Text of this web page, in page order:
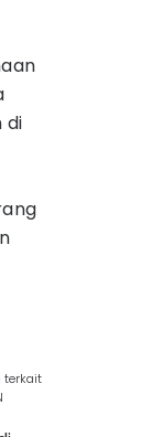
di
terkait